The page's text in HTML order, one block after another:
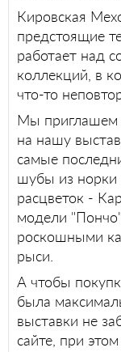
Кировская
предстоящие
работает над
коллекций, в
что-то
Мы приглашем
на нашу
самые
шубы из норки
расцветок -
модели
роскошными
рыси.
А чтобы
была
выставки не
сайте, при